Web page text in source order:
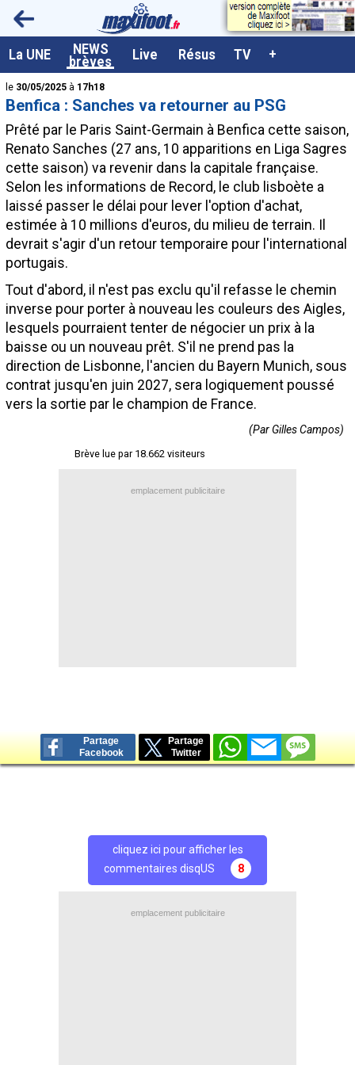
La UNE NEWS
brèves Live Résus TV +
<
le 30/05/2025 à 17h18
Benfica : Sanches va retourner au PSG
Prêté par le Paris Saint-Germain à Benfica cette saison,
Renato Sanches (27 ans, 10 apparitions en Liga Sagres
cette saison) va revenir dans la capitale française.
Selon les informations de Record, le club lisboète a
laissé passer le délai pour lever l'option d'achat,
estimée à 10 millions d'euros, du milieu de terrain. Il
devrait s'agir d'un retour temporaire pour l'international
portugais.
Tout d'abord, il n'est pas exclu qu'il refasse le chemin
inverse pour porter à nouveau les couleurs des Aigles,
lesquels pourraient tenter de négocier un prix à la
baisse ou un nouveau prêt. S'il ne prend pas la
direction de Lisbonne, l'ancien du Bayern Munich, sous
contrat jusqu'en juin 2027, sera logiquement poussé
vers la sortie par le champion de France.
(Par Gilles Campos)
Brève lue par 18.662 visiteurs
emplacement publicitaire
Partage
Facebook
Partage
Twitter
cliquez ici pour afficher les
commentaires disqUS
8
emplacement publicitaire
A la UNE
Dernières brèves
Live / Matchs en direct
Résultats et Classements
Class. buteurs européens
Programme TV foot
Vidéos
Sondages
Tableau transferts L1
Taille de la police
Paramètrages / Options
Contact / Signaler un bug
Recrutement Maxifoot
site web Maxifoot.fr